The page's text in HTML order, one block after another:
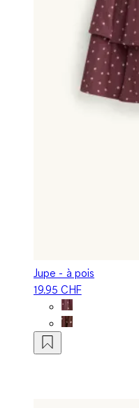
Jupe - à pois
19.95 CHF